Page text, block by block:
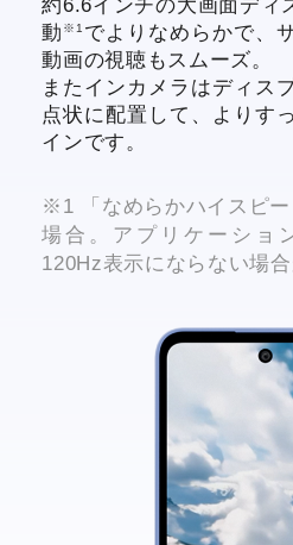
約6.6インチの大画面ディ
動 ※1 でよりなめらかで、
動画の視聴もスムーズ。
またインカメラはディス
点状に配置して、よりす
インです。
※1 「なめらかハイスピ
場合。アプリケーショ
120Hz表示にならない場合